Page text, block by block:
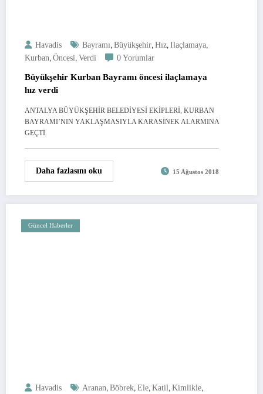
Havadis Bayramı, Büyükşehir, Hız, Ilaçlamaya,
Kurban, Öncesi, Verdi 0 Yorumlar
Büyükşehir Kurban Bayramı öncesi ilaçlamaya
hız verdi
ANTALYA BÜYÜKŞEHİR BELEDİYESİ EKİPLERİ, KURBAN
BAYRAMI’NIN YAKLAŞMASIYLA KARASİNEK ALARMINA
GEÇTİ.
Daha fazlasını oku 15 Ağustos 2018
Güncel Haberler
Havadis Aranan, Böbrek, Ele, Katil , Kimlikle,